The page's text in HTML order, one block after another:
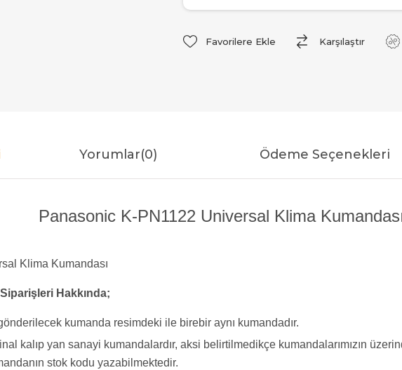
Favorilere Ekle Karşılaştır
Yorumlar(0) Ödeme Seçenekleri
Panasonic K-PN1122 Universal Klima
Klima Kumandası
Hakkında;
kumanda resimdeki ile birebir aynı kumandadır.
kalıp yan sanayi kumandalardır, aksi belirtilmedikçe kumandalarımızın
stok kodu yazabilmektedir.